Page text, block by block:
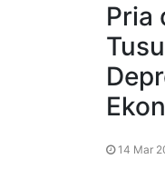
Pria
14 Mar